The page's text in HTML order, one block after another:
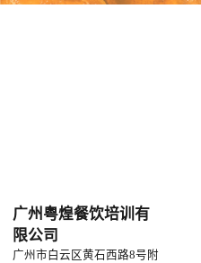
广州粤煌餐饮培训有
限公司
广州市白云区黄石西路8号附